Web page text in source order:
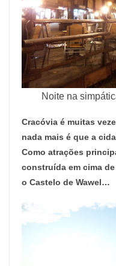
Noite na
Cracóvia é muitas
nada mais é que a
Como atrações
construída em cima
o Castelo de Wawel…